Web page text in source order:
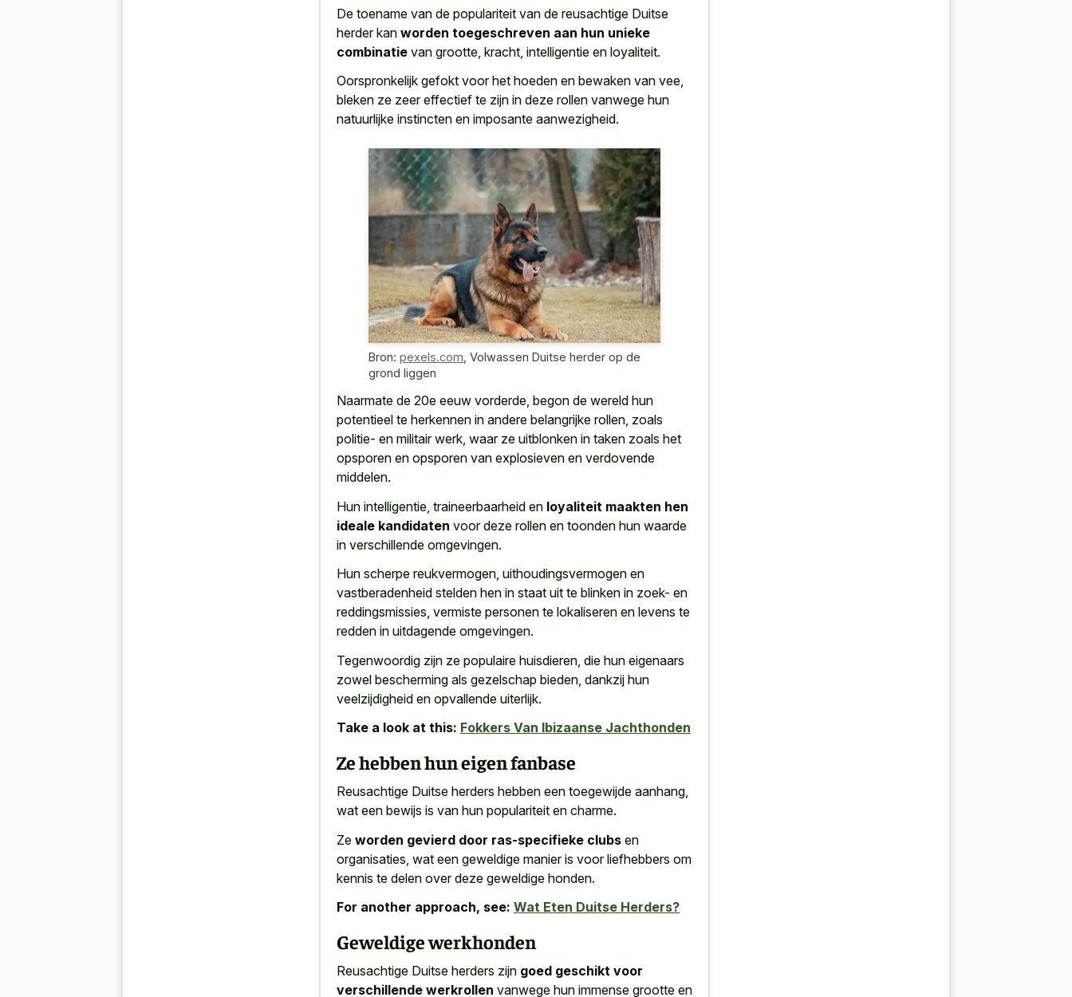
De toename van de populariteit van de reusachtige Duitse
herder kan worden toegeschreven aan hun unieke
combinatie van grootte, kracht, intelligentie en loyaliteit.
Oorspronkelijk gefokt voor het hoeden en bewaken van vee,
bleken ze zeer effectief te zijn in deze rollen vanwege hun
natuurlijke instincten en imposante aanwezigheid.
Bron: pexels.com Volwassen Duitse herder op de
grond liggen
Naarmate de 20e eeuw vorderde, begon de wereld hun
potentieel te herkennen in andere belangrijke rollen, zoals
politie- en militair werk, waar ze uitblonken in taken zoals het
opsporen en opsporen van explosieven en verdovende
middelen.
Hun intelligentie, traineerbaarheid en loyaliteit maakten hen
ideale kandidaten voor deze rollen en toonden hun waarde
in verschillende omgevingen.
Hun scherpe reukvermogen, uithoudingsvermogen en
vastberadenheid stelden hen in staat uit te blinken in zoek- en
reddingsmissies, vermiste personen te lokaliseren en levens te
redden in uitdagende omgevingen.
Tegenwoordig zijn ze populaire huisdieren, die hun eigenaars
zowel bescherming als gezelschap bieden, dankzij hun
veelzijdigheid en opvallende uiterlijk.
Take a look at this: Fokkers Van Ibizaanse Jachthonden
Ze hebben hun eigen fanbase
Reusachtige Duitse herders hebben een toegewijde aanhang,
wat een bewijs is van hun populariteit en charme.
Ze worden gevierd door ras-specifieke clubs en
organisaties, wat een geweldige manier is voor liefhebbers om
kennis te delen over deze geweldige honden.
For another approach, see: Wat Eten Duitse Herders?
Geweldige werkhonden
Reusachtige Duitse herders zijn goed geschikt voor
verschillende werkrollen vanwege hun immense grootte en